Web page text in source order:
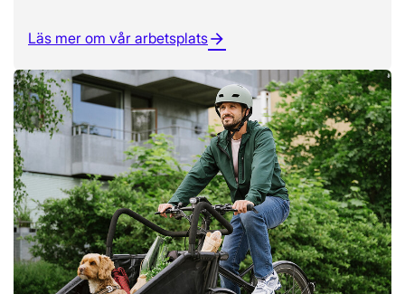
Läs mer om vår arbetsplatsarrow_forward